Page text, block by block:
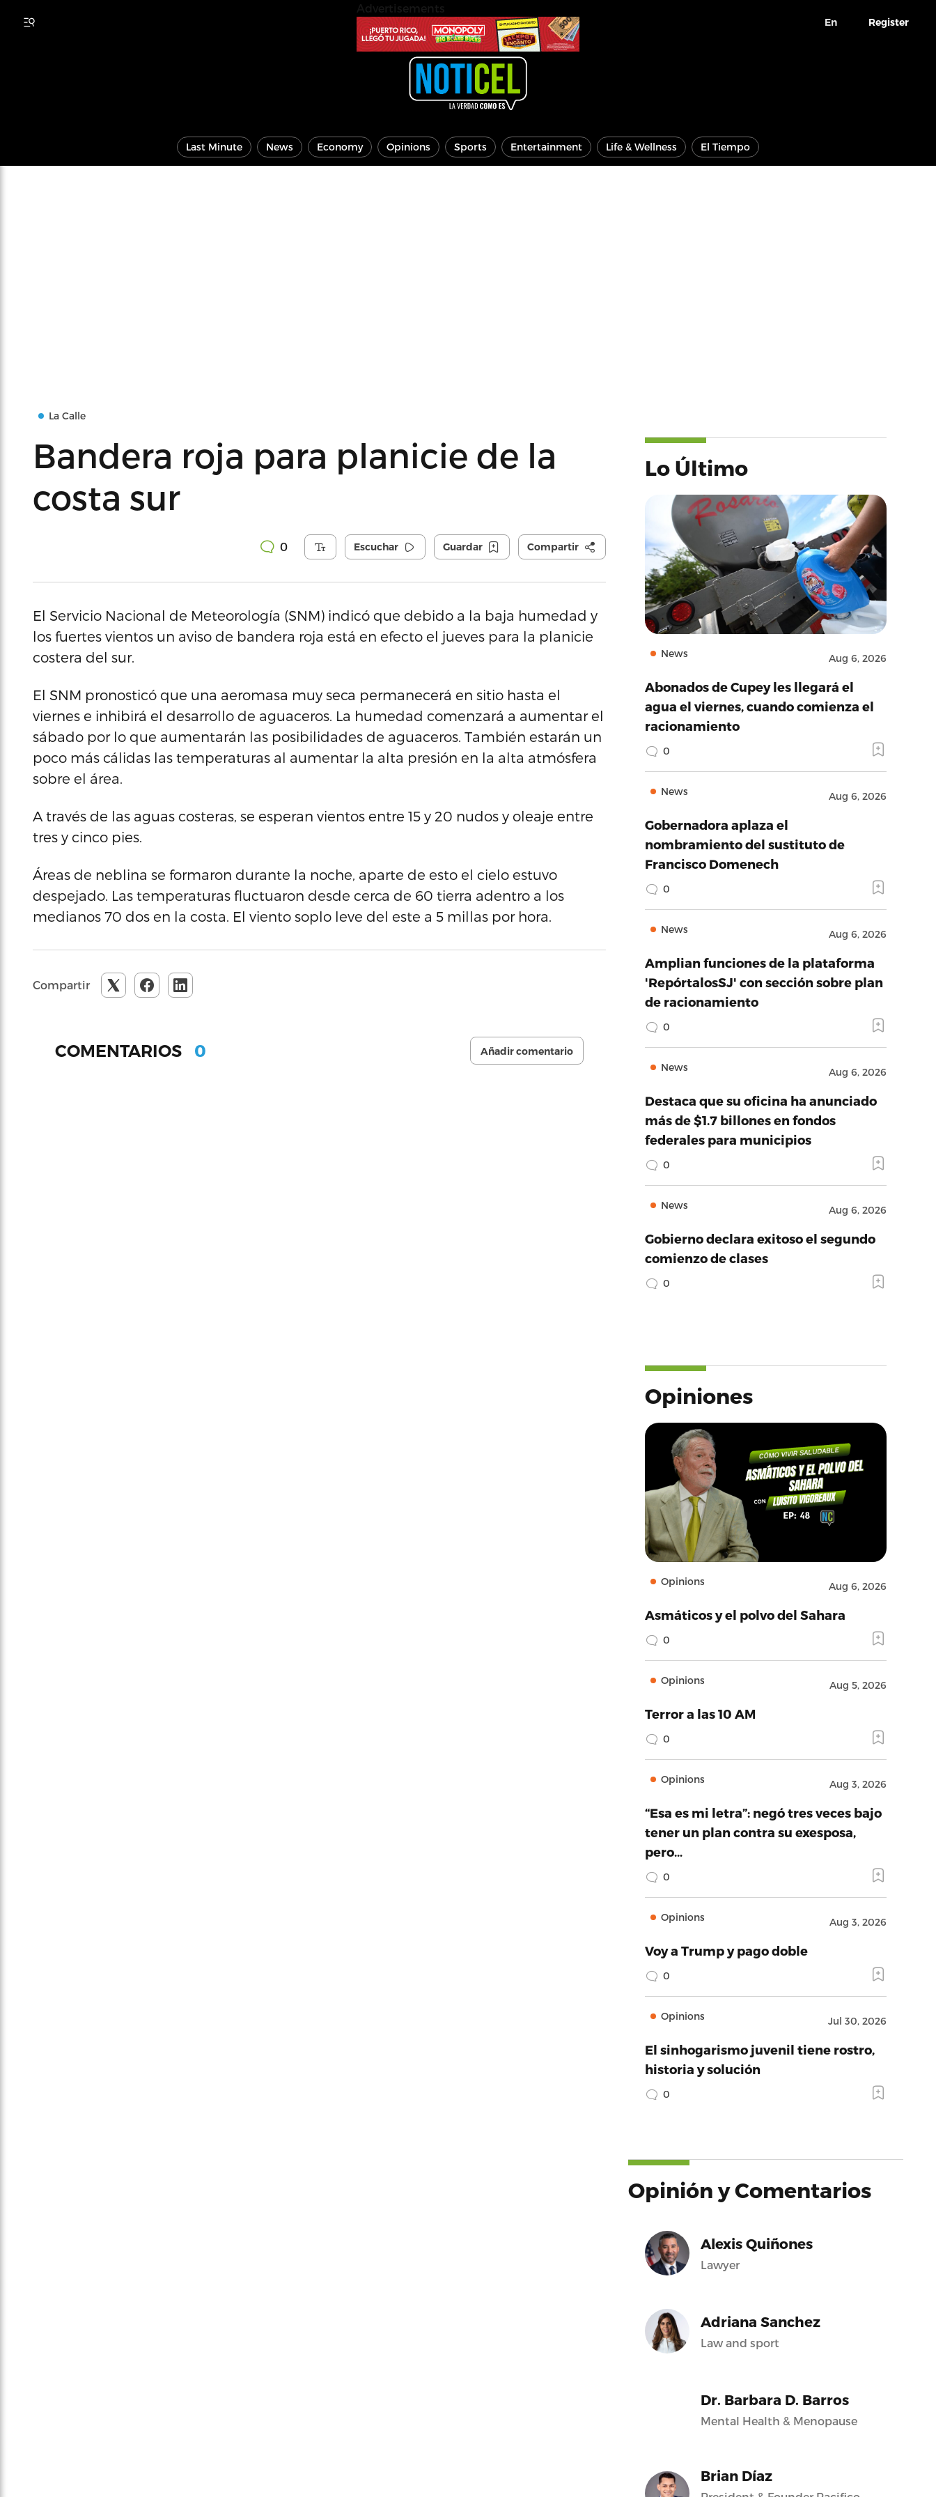
En Register
Last Minute News Economy Opinions Sports Entertainment Life & Wellness El Tiempo
La Calle
Bandera roja para planicie de la
costa sur
0 Escuchar Guardar Compartir
El Servicio Nacional de Meteorología (SNM) indicó que debido a la baja humedad y
los fuertes vientos un aviso de bandera roja está en efecto el jueves para la planicie
costera del sur.
El SNM pronosticó que una aeromasa muy seca permanecerá en sitio hasta el
viernes e inhibirá el desarrollo de aguaceros. La humedad comenzará a aumentar el
sábado por lo que aumentarán las posibilidades de aguaceros. También estarán un
poco más cálidas las temperaturas al aumentar la alta presión en la alta atmósfera
sobre el área.
A través de las aguas costeras, se esperan vientos entre 15 y 20 nudos y oleaje entre
tres y cinco pies.
Áreas de neblina se formaron durante la noche, aparte de esto el cielo estuvo
despejado. Las temperaturas fluctuaron desde cerca de 60 tierra adentro a los
medianos 70 dos en la costa. El viento soplo leve del este a 5 millas por hora.
Compartir
COMENTARIOS 0 Añadir comentario
Lo Último
News Aug 6, 2026
Abonados de Cupey les llegará el
agua el viernes, cuando comienza el
racionamiento
0
News Aug 6, 2026
Gobernadora aplaza el
nombramiento del sustituto de
Francisco Domenech
0
News Aug 6, 2026
Amplian funciones de la plataforma
'RepórtalosSJ' con sección sobre plan
de racionamiento
0
News Aug 6, 2026
Destaca que su oficina ha anunciado
más de $1.7 billones en fondos
federales para municipios
0
News Aug 6, 2026
Gobierno declara exitoso el segundo
comienzo de clases
0
Opiniones
Opinions Aug 6, 2026
Asmáticos y el polvo del Sahara
0
Opinions Aug 5, 2026
Terror a las 10 AM
0
Opinions Aug 3, 2026
“Esa es mi letra”: negó tres veces bajo
tener un plan contra su exesposa,
pero…
0
Opinions Aug 3, 2026
Voy a Trump y pago doble
0
Opinions Jul 30, 2026
El sinhogarismo juvenil tiene rostro,
historia y solución
0
Opinión y Comentarios
Alexis Quiñones
Lawyer
Adriana Sanchez
Law and sport
Dr. Barbara D. Barros
Mental Health & Menopause
Brian Díaz